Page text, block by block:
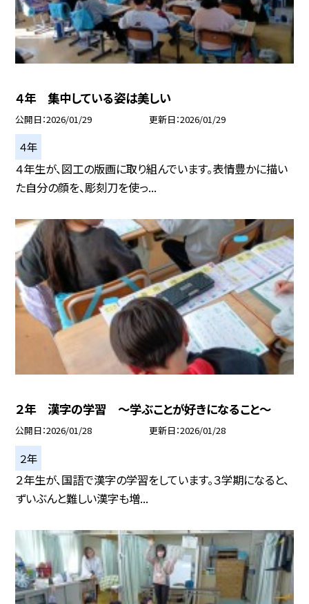
４年 集中している姿は美しい
公開日 2026/01/29 更新日 2026/01/29
４年
４年生が、図工の版画に取り組んでいます。表情豊かに描い
た自分の顔を、彫刻刀を使っ...
２年 漢字の学習 ～学ぶことが好きになること～
公開日 2026/01/28 更新日 2026/01/28
２年
２年生が、国語で漢字の学習をしています。３学期になると、
ずいぶんと難しい漢字も増...